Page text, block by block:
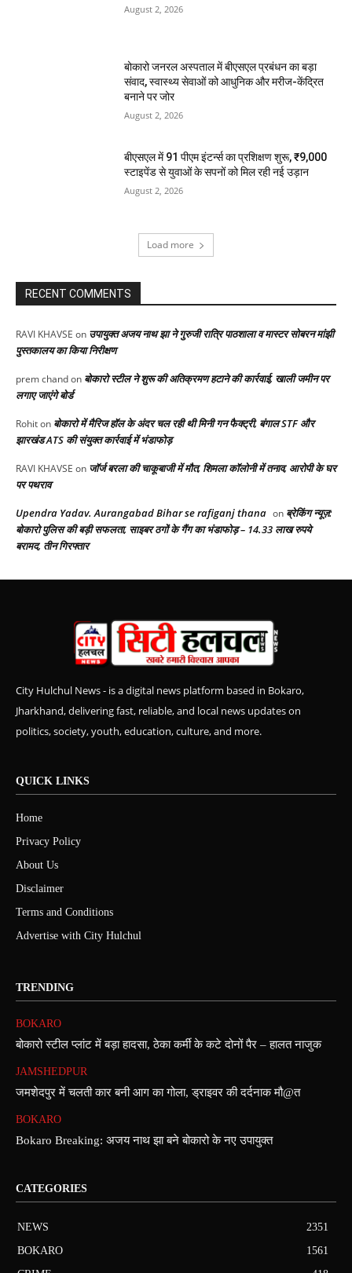
August 2, 2026
बोकारो जनरल अस्पताल में बीएसएल प्रबंधन का बड़ा
संवाद, स्वास्थ्य सेवाओं को आधुनिक और मरीज-केंद्रित
बनाने पर जोर
August 2, 2026
बीएसएल में 91 पीएम इंटर्न्स का प्रशिक्षण शुरू, ₹9,000
स्टाइपेंड से युवाओं के सपनों को मिल रही नई उड़ान
August 2, 2026
Load more
RECENT COMMENTS
RAVI KHAVSE on उपायुक्त अजय नाथ झा ने गुरुजी रात्रि पाठशाला व मास्टर सोबरन मांझी
पुस्तकालय का किया निरीक्षण
prem chandon बोकारो स्टील ने शुरू की अतिक्रमण हटाने की कार्रवाई, खाली जमीन पर
लगाए जाएंगे बोर्ड
Rohiton बोकारो में मैरिज हॉल के अंदर चल रही थी मिनी गन फैक्ट्री, बंगाल STF और
झारखंड ATS की संयुक्त कार्रवाई में भंडाफोड़
RAVI KHAVSE on जॉर्ज बरला की चाकूबाजी में मौत, शिमला कॉलोनी में तनाव, आरोपी के घर
पर पथराव
Upendra Yadav. Aurangabad Bihar se rafiganj thana on ब्रेकिंग न्यूज़:
बोकारो पुलिस की बड़ी सफलता, साइबर ठगों के गैंग का भंडाफोड़ – 14.33 लाख रुपये
बरामद, तीन गिरफ्तार
City Hulchul News - is a digital news platform based in Bokaro,
Jharkhand, delivering fast, reliable, and local news updates on
politics, society, youth, education, culture, and more.
QUICK LINKS
Home
Privacy Policy
About Us
Disclaimer
Terms and Conditions
Advertise with City Hulchul
TRENDING
BOKARO
बोकारो स्टील प्लांट में बड़ा हादसा, ठेका कर्मी के कटे दोनों पैर – हालत नाजुक
JAMSHEDPUR
जमशेदपुर में चलती कार बनी आग का गोला, ड्राइवर की दर्दनाक मौ@त
BOKARO
Bokaro Breaking: अजय नाथ झा बने बोकारो के नए उपायुक्त
CATEGORIES
NEWS
2351
BOKARO
1561